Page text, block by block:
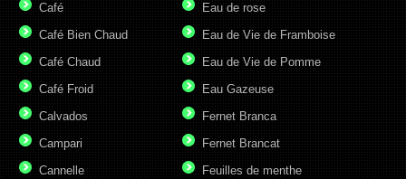
Café
Café Bien Chaud
Café Chaud
Café Froid
Calvados
Campari
Cannelle
Eau de rose
Eau de Vie de Framboise
Eau de Vie de Pomme
Eau Gazeuse
Fernet Branca
Fernet Brancat
Feuilles de menthe